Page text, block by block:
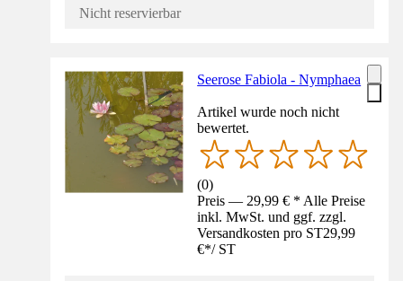
Nicht reservierbar
Seerose Fabiola - Nymphaea
Artikel wurde noch nicht
bewertet.
(0)
Preis — 29,99 € * Alle Preise
inkl. MwSt. und ggf. zzgl.
Versandkosten pro ST29,99
€*/ ST